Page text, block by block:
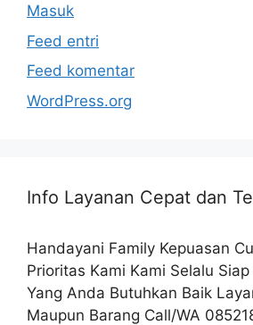
Masuk
Feed entri
Feed komentar
WordPress.org
Info Layanan Cepat dan
Handayani Family Kepuasan
Prioritas Kami Kami Selalu
Yang Anda Butuhkan Baik
Maupun Barang Call/WA